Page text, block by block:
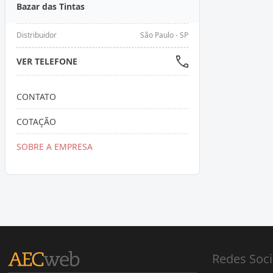
Bazar das Tintas
Distribuidor São Paulo - SP
VER TELEFONE
CONTATO
COTAÇÃO
SOBRE A EMPRESA
Redes